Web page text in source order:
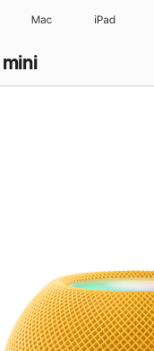
Mac iPad
mini